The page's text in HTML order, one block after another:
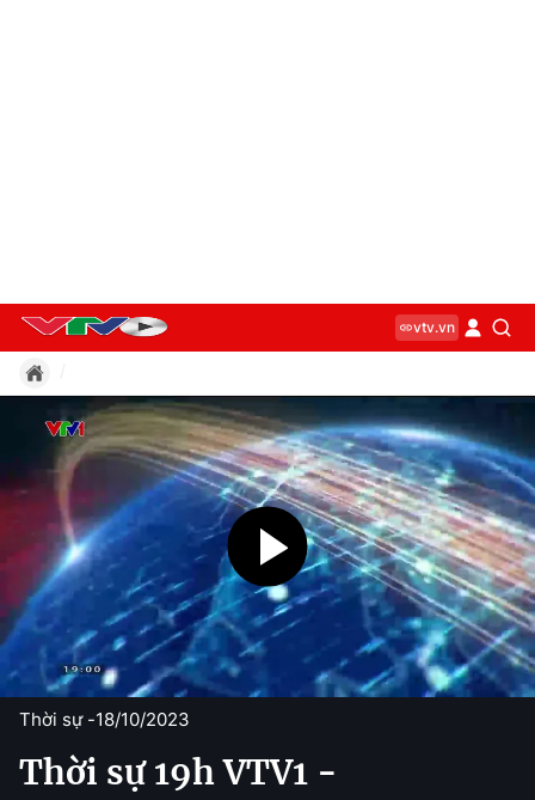
vtv.vn
Thời sự -18/10/2023
Thời sự 19h VTV1 -